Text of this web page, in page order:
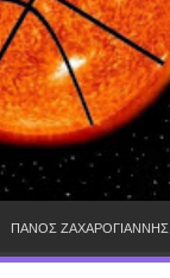
ΠΑΝΟΣ ΖΑΧΑΡΟΓΙΑΝΝΗΣ